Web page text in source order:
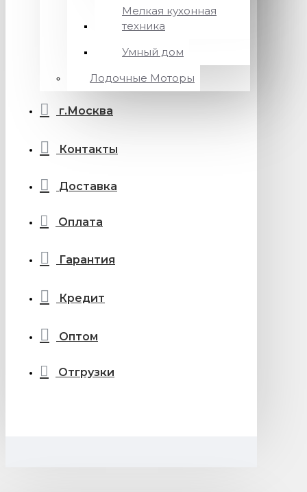
Мелкая кухонная
техника
Умный дом
Лодочные Моторы
г.Москва
Контакты
Доставка
Оплата
Гарантия
Кредит
Оптом
Отгрузки